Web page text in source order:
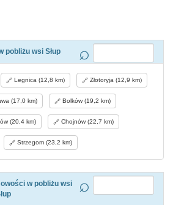
pobliżu wsi Słup
Legnica (12,8 km) Złotoryja (12,9 km)
(17,0 km) Bolków (19,2 km)
(20,4 km) Chojnów (22,7 km)
Strzegom (23,2 km)
w pobliżu wsi